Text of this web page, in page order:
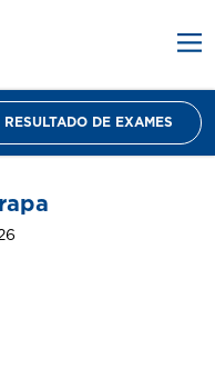
RESULTADO DE EXAMES